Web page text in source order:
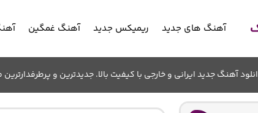
آهنگ های جدید ریمیکس جدید آهنگ غمگین
آهنگ جدید ایرانی و خارجی با کیفیت بالا. جدیدترین و